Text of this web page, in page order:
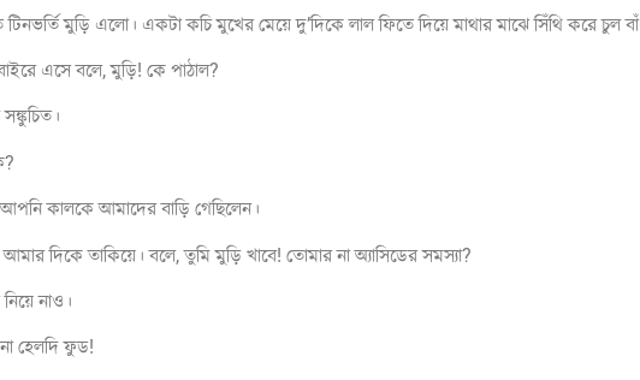
টিনভর্তি মুড়ি এলো। একটা কচি মুখের মেয়ে দু’দিকে লাল ফিতে দিয়ে মাথার মাঝে সিঁথি করে চুল
এসে বলে, মুড়ি! কে পাঠাল?
কালকে আমাদের বাড়ি গেছিলেন।
দিকে তাকিয়ে। বলে, তুমি মুড়ি খাবে! তোমার না অ্যাসিডের সমস্যা?
নাও।
হেলদি ফুড!